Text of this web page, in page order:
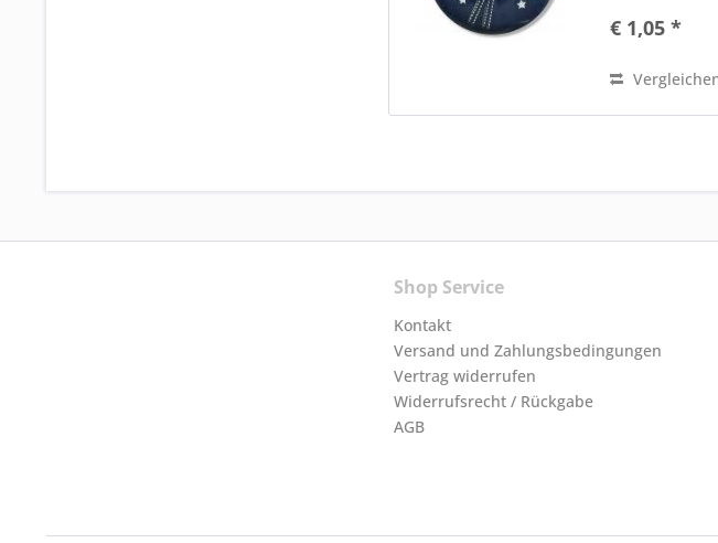
gestrickten
€ 1,05 *
Shop Service
Kontakt
Versand und Zahlungsbedingungen
Vertrag widerrufen
Widerrufsrecht / Rückgabe
AGB